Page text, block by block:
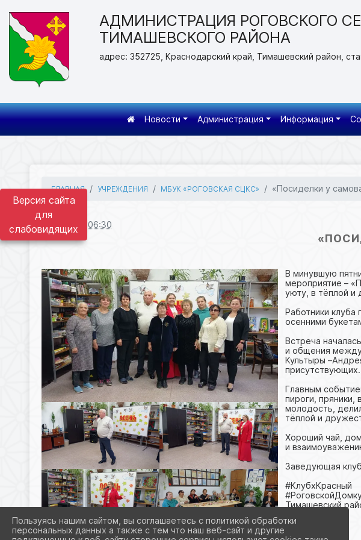
Версия сайта
для
слабовидящих
АДМИНИСТРАЦИЯ РОГОВСКОГО
ТИМАШЕВСКОГО РАЙОНА
адрес: 352725, Краснодарский край, Тимашевский район,
Новости Администрация Информация
ГЛАВНАЯ УЧРЕЖДЕНИЯ МБУК «РОГОВСКАЯ СЦКС» «Посиделки у
18.10.2025 06:30
В минувшую
мероприятие –
уюту, в тёплой и
Работники
осенними
Встреча
и общения между
Культыры
присутствующих.
Главным
пироги,
молодость,
тёплой и
Хороший чай,
и
Заведующая
#КлубхКрасный
Тимашевский
Пользуясь нашим сайтом, вы соглашаетесь с политикой обработки
персональных данных а также с тем что наш веб-сайт и другие